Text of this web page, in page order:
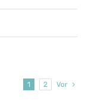
1 2 Vor